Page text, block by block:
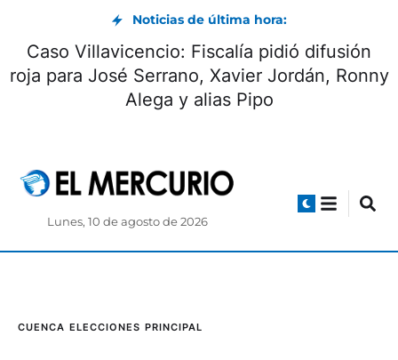
Noticias de última hora:
Ocho cadáveres hallados en Pucará estaban
en dos fosas comunes junto a una mina
ilegal
Lunes, 10 de agosto de 2026
CUENCA ELECCIONES PRINCIPAL